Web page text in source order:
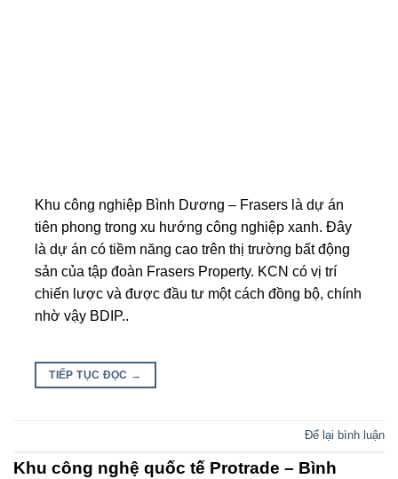
Khu công nghiệp Bình Dương – Frasers là dự án
tiên phong trong xu hướng công nghiệp xanh. Đây
là dự án có tiềm năng cao trên thị trường bất động
sản của tập đoàn Frasers Property. KCN có vị trí
chiến lược và được đầu tư một cách đồng bộ, chính
nhờ vậy BDIP..
TIẾP TỤC ĐỌC →
Để lại bình luận
Khu công nghệ quốc tế Protrade – Bình